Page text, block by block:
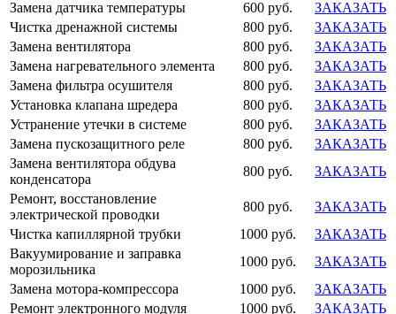
Замена датчика температуры 600 руб.
ЗАКАЗАТЬ
Чистка дренажной системы
800 руб.
ЗАКАЗАТЬ
Замена вентилятора
800 руб.
ЗАКАЗАТЬ
Замена нагревательного элемента
800 руб.
ЗАКАЗАТЬ
Замена фильтра осушителя
800 руб.
ЗАКАЗАТЬ
Установка клапана шредера
800 руб.
ЗАКАЗАТЬ
Устранение утечки в системе
800 руб.
ЗАКАЗАТЬ
Замена пускозащитного реле
800 руб.
ЗАКАЗАТЬ
Замена вентилятора обдува
конденсатора
800 руб.
ЗАКАЗАТЬ
Ремонт, восстановление
электрической проводки
800 руб.
ЗАКАЗАТЬ
Чистка капиллярной трубки
1000 руб.
ЗАКАЗАТЬ
Вакуумирование и заправка
морозильника
1000 руб.
ЗАКАЗАТЬ
Замена мотора-компрессора
1000 руб.
ЗАКАЗАТЬ
Ремонт электронного модуля
1000 руб.
ЗАКАЗАТЬ